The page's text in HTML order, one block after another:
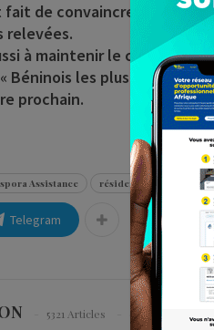
de convaincre les
relevées.
à maintenir le cap au
Béninois les plus influents
prochain.
Assistance résident en France
Telegram
5321 Articles
0